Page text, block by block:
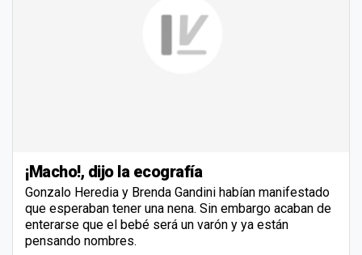
¡Macho!, dijo la ecografía
Gonzalo Heredia y Brenda Gandini habían manifestado
que esperaban tener una nena. Sin embargo acaban de
enterarse que el bebé será un varón y ya están
pensando nombres.